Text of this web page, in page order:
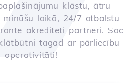
klāstu, ātru
laikā, 24/7 atbalstu
akreditēti partneri. Sāc
tagad ar pārliecību
operativitāti!